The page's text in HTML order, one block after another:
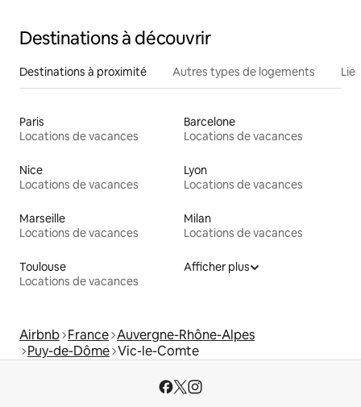
Destinations à découvrir
Destinations à proximité Autres types de logements
Paris
Locations de vacances
Barcelone
Locations de vacances
Nice
Locations de vacances
Lyon
Locations de vacances
Marseille
Locations de vacances
Milan
Locations de vacances
Toulouse
Locations de vacances
Afficher plus
Airbnb France Auvergne-Rhône-Alpes
Puy-de-Dôme Vic-le-Comte